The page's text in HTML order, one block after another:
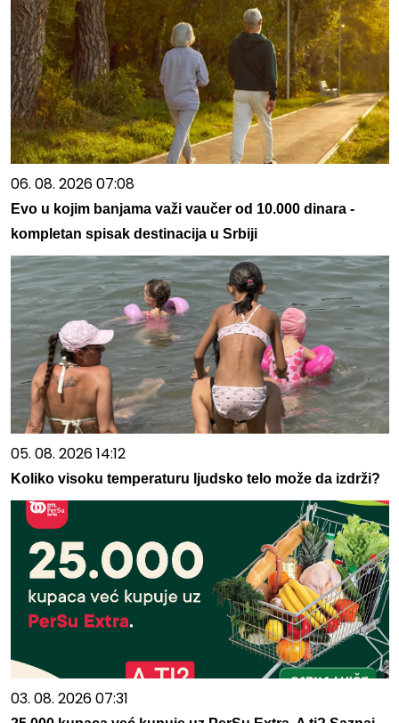
06. 08. 2026 07:08
Evo u kojim banjama važi vaučer od 10.000 dinara -
kompletan spisak destinacija u Srbiji
05. 08. 2026 14:12
Koliko visoku temperaturu ljudsko telo može da izdrži?
03. 08. 2026 07:31